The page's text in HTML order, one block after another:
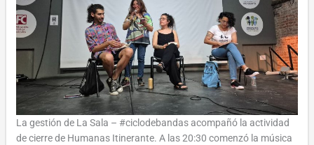
La gestión de La Sala – #ciclodebandas acompañó la actividad
de cierre de Humanas Itinerante. A las 20:30 comenzó la música